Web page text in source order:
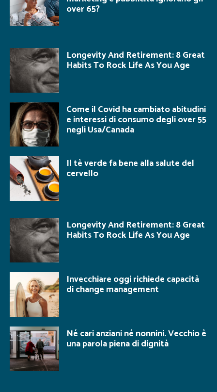
over 65?
Longevity And Retirement: 8 Great
Habits To Rock Life As You Age
Come il Covid ha cambiato abitudini
e interessi di consumo degli over 55
negli Usa/Canada
Il tè verde fa bene alla salute del
cervello
Longevity And Retirement: 8 Great
Habits To Rock Life As You Age
Invecchiare oggi richiede capacità
di change management
Né cari anziani né nonnini. Vecchio è
una parola piena di dignità